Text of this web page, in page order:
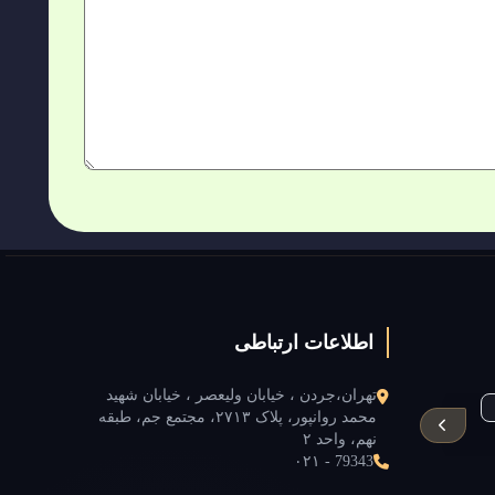
Golden State university
اطلاعات ارتباطی
تهران،جردن ، خیابان ولیعصر ، خیابان شهید
محمد روانپور، پلاک ۲۷۱۳، مجتمع جم، طبقه
نهم، واحد ۲
۰۲۱ - 79343